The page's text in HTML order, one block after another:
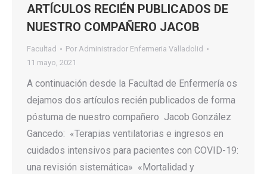
ARTÍCULOS RECIÉN PUBLICADOS DE
NUESTRO COMPAÑERO JACOB
Facultad Por Administrador Enfermeria Valladolid
11 mayo, 2021
A continuación desde la Facultad de Enfermería os
dejamos dos artículos recién publicados de forma
póstuma de nuestro compañero Jacob González
Gancedo: «Terapias ventilatorias e ingresos en
cuidados intensivos para pacientes con COVID-19:
una revisión sistemática» «Mortalidad y